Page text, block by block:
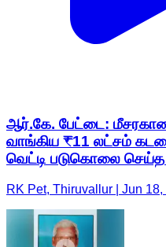
ஆர்.கே. பேட்டை:
வாங்கிய ₹11 லட்சம்
வெட்டி படுகொலை செய்த
RK Pet, Thiruvallur | Jun 18,